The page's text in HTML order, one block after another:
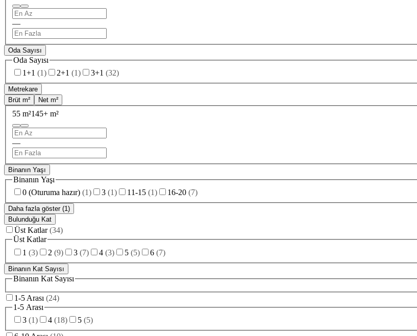
—
Oda Sayısı
Oda Sayısı
1+1 (1) 2+1 (1) 3+1 (32)
Metrekare
Brüt m²
Net m²
55 m²145+ m²
—
Binanın Yaşı
Binanın Yaşı
0 (Oturuma hazır) (1) 3 (1) 11-15 (1) 16-20 (7)
Daha fazla göster (1)
Bulunduğu Kat
Üst Katlar (34)
Üst Katlar
1 (3) 2 (9) 3 (7) 4 (3) 5 (5) 6 (7)
Binanın Kat Sayısı
Binanın Kat Sayısı
1-5 Arası (24)
1-5 Arası
3 (1) 4 (18) 5 (5)